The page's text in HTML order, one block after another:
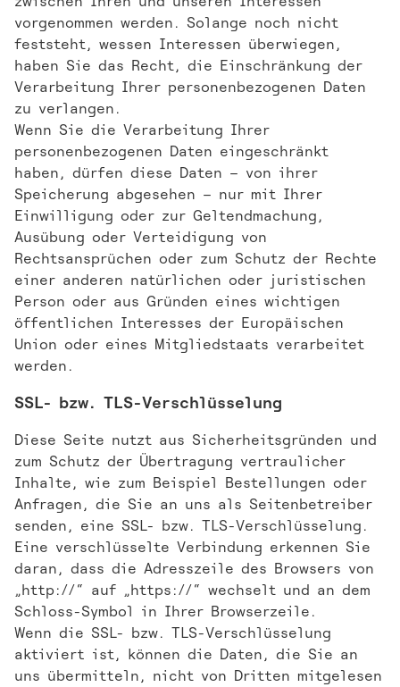
vorgenommen werden. Solange noch nicht
feststeht, wessen Interessen überwiegen,
haben Sie das Recht, die Einschränkung der
Verarbeitung Ihrer personenbezogenen Daten
zu verlangen.
Wenn Sie die Verarbeitung Ihrer
personenbezogenen Daten eingeschränkt
haben, dürfen diese Daten – von ihrer
Speicherung abgesehen – nur mit Ihrer
Einwilligung oder zur Geltendmachung,
Ausübung oder Verteidigung von
Rechtsansprüchen oder zum Schutz der Rechte
einer anderen natürlichen oder juristischen
Person oder aus Gründen eines wichtigen
öffentlichen Interesses der Europäischen
Union oder eines Mitgliedstaats verarbeitet
werden.
SSL- bzw. TLS-Verschlüsselung
Diese Seite nutzt aus Sicherheitsgründen und
zum Schutz der Übertragung vertraulicher
Inhalte, wie zum Beispiel Bestellungen oder
Anfragen, die Sie an uns als Seitenbetreiber
senden, eine SSL- bzw. TLS-Verschlüsselung.
Eine verschlüsselte Verbindung erkennen Sie
daran, dass die Adresszeile des Browsers von
„http://“ auf „https://“ wechselt und an dem
Schloss-Symbol in Ihrer Browserzeile.
Wenn die SSL- bzw. TLS-Verschlüsselung
aktiviert ist, können die Daten, die Sie an
uns übermitteln, nicht von Dritten mitgelesen